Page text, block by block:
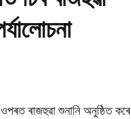
ওপৰত ৰাজহুৱা শুনানি অনুষ্ঠিত কৰে